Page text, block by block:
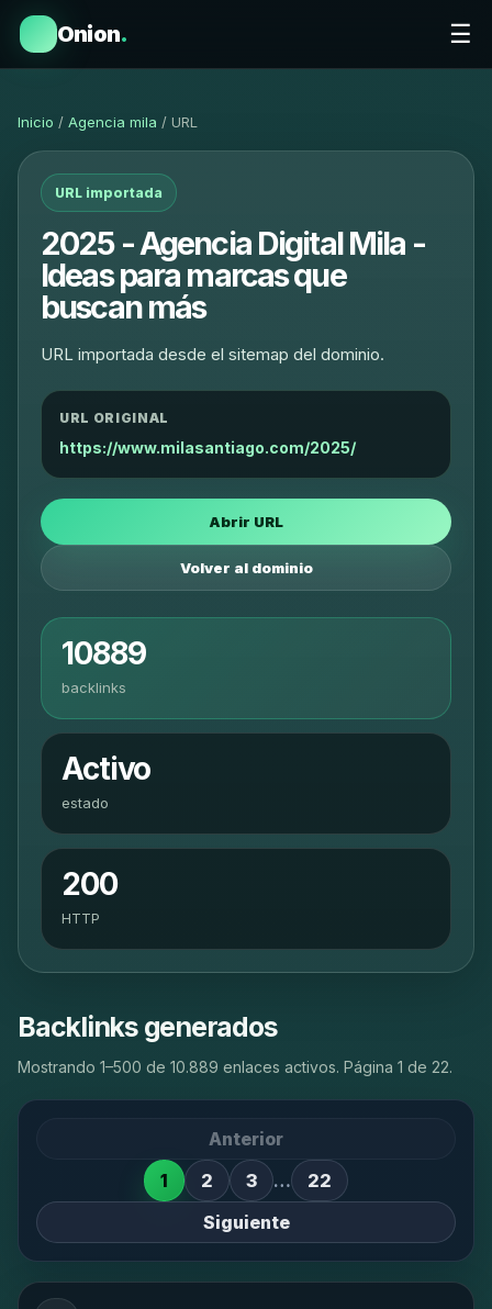
Onion. ☰
Inicio / Agencia mila / URL
URL importada
2025 - Agencia Digital Mila -
Ideas para marcas que
buscan más
URL importada desde el sitemap del dominio.
URL ORIGINAL
https://www.milasantiago.com/2025/
Abrir URL
Volver al dominio
10889
backlinks
Activo
estado
200
HTTP
Backlinks generados
Mostrando 1–500 de 10.889 enlaces activos. Página 1 de 22.
Anterior
1
2 3 …
22
Siguiente